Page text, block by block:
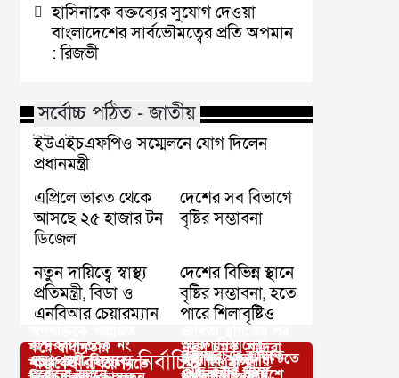
হাসিনাকে বক্তব্যের সুযোগ দেওয়া
বাংলাদেশের সার্বভৌমত্বের প্রতি অপমান
: রিজভী
সর্বোচ্চ পঠিত - জাতীয়
ইউএইচএফপিও সম্মেলনে যোগ দিলেন
প্রধানমন্ত্রী
এপ্রিলে ভারত থেকে
আসছে ২৫ হাজার টন
ডিজেল
দেশের সব বিভাগে
বৃষ্টির সম্ভাবনা
নতুন দায়িত্বে স্বাস্থ্য
প্রতিমন্ত্রী, বিডা ও
এনবিআর চেয়ারম্যান
দেশের বিভিন্ন স্থানে
বৃষ্টির সম্ভাবনা, হতে
পারে শিলাবৃষ্টিও
আপনার জন্য নির্বাচিত
করে স্বাধীনতার
শক্তিকেই এগিয়ে নিতে
প্রার্থিতা স্থগিতের পর
নতুন চমক, নাদিরা
মিঠু বিএনপির
বান্দরবান-৩০০ নং
স্বতন্ত্র প্রার্থী হিসেবে
আফগানিস্তানের
সামরিক স্থাপনায়
নিরাপদ খাদ্য নিশ্চিতে
কুলিয়ারচরে জমিতে
কাজ করার সময়